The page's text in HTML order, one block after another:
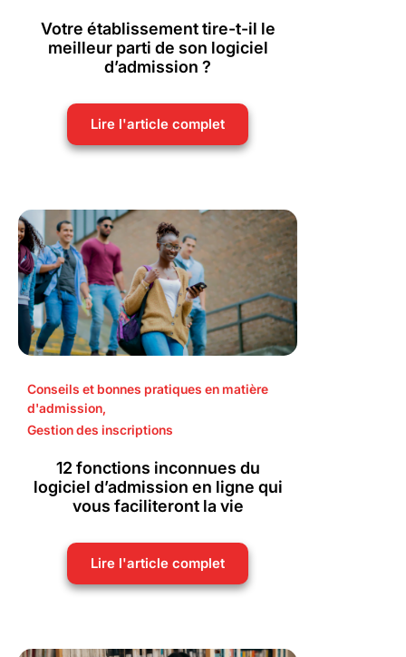
Votre établissement tire-t-il le
meilleur parti de son logiciel
d’admission ?
Lire l'article complet
Conseils et bonnes pratiques en matière
d'admission,
Gestion des inscriptions
12 fonctions inconnues du
logiciel d’admission en ligne qui
vous faciliteront la vie
Lire l'article complet